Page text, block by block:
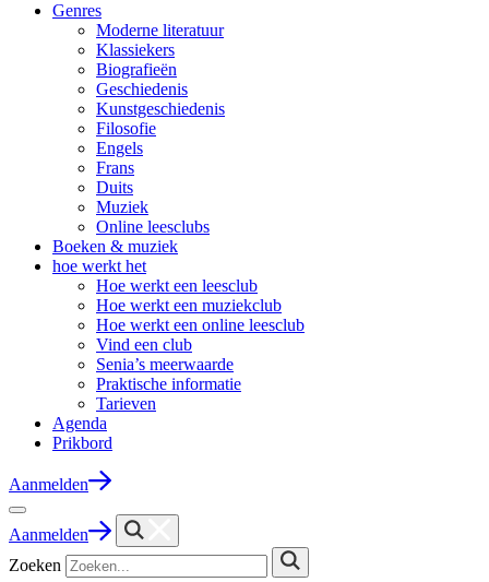
Genres
Moderne literatuur
Klassiekers
Biografieën
Geschiedenis
Kunst­geschiedenis
Filosofie
Engels
Frans
Duits
Muziek
Online leesclubs
Boeken & muziek
hoe werkt het
Hoe werkt een leesclub
Hoe werkt een muziekclub
Hoe werkt een online leesclub
Vind een club
Senia’s meerwaarde
Praktische informatie
Tarieven
Agenda
Prikbord
Aanmelden
Aanmelden
Zoeken